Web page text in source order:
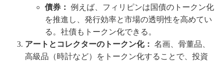
債券： 例えば、フィリピンは国債のトークン化
を推進し、発行効率と市場の透明性を高めてい
る。社債もトークン化できる。
アートとコレクターのトークン化： 名画、骨董品、
高級品（時計など）をトークン化することで、投資